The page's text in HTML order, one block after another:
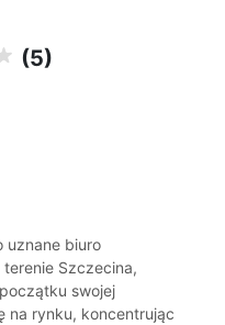
(5)
uznane biuro
terenie Szczecina,
swojej
na rynku, koncentrując